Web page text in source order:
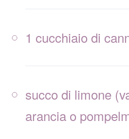
1 cucchiaio di
succo di limone
arancia o